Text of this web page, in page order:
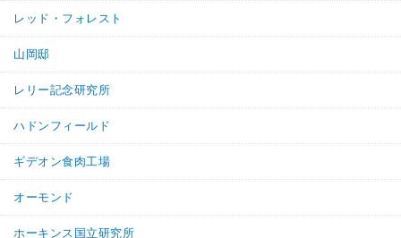
レッド・フォレスト
山岡邸
レリー記念研究所
ハドンフィールド
ギデオン食肉工場
オーモンド
ホーキンス国立研究所